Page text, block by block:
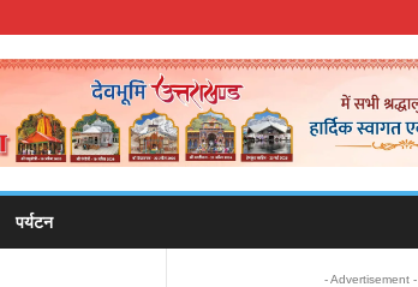
पर्यटन
- Advertisement -